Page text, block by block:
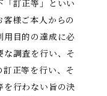
「訂正等」といい
様ご本人からの
用目的の達成に必
調査を行い、そ
正等を行い、そ
を行わない旨の決